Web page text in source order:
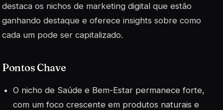
destaca os nichos de marketing digital que estão
ganhando destaque e oferece insights sobre como
cada um pode ser capitalizado.
Pontos Chave
O nicho de Saúde e Bem-Estar permanece forte,
com um foco crescente em produtos naturais e